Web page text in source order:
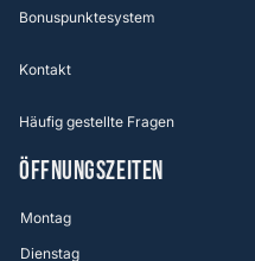
Bonuspunktesystem
Kontakt
Häufig gestellte Fragen
ÖFFNUNGSZEITEN
Montag
Dienstag